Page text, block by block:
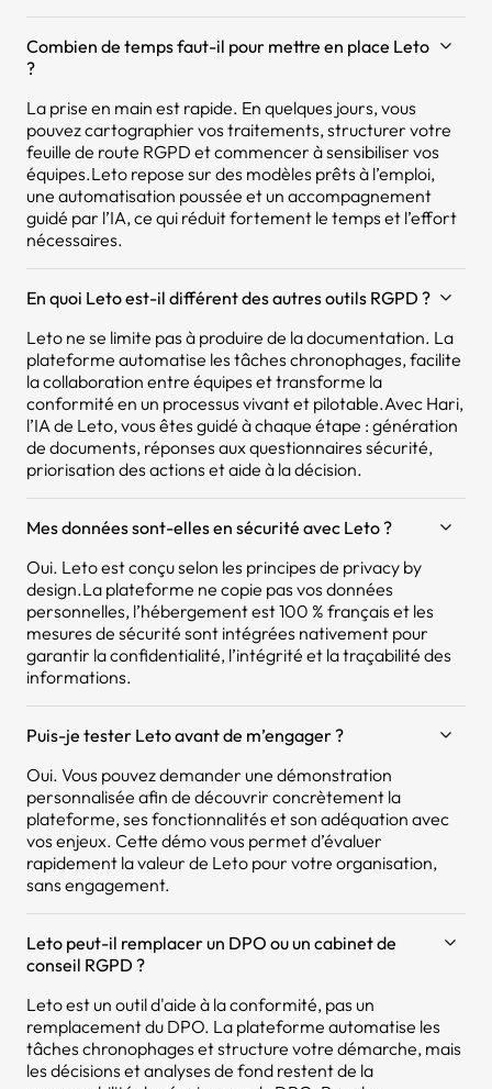
Combien de temps faut-il pour mettre en place Leto
?
La prise en main est rapide. En quelques jours, vous
pouvez cartographier vos traitements, structurer votre
feuille de route RGPD et commencer à sensibiliser vos
équipes.Leto repose sur des modèles prêts à l’emploi,
une automatisation poussée et un accompagnement
guidé par l’IA, ce qui réduit fortement le temps et l’effort
nécessaires.
En quoi Leto est-il différent des autres outils RGPD ?
Leto ne se limite pas à produire de la documentation. La
plateforme automatise les tâches chronophages, facilite
la collaboration entre équipes et transforme la
conformité en un processus vivant et pilotable.Avec Hari,
l’IA de Leto, vous êtes guidé à chaque étape : génération
de documents, réponses aux questionnaires sécurité,
priorisation des actions et aide à la décision.
Mes données sont-elles en sécurité avec Leto ?
Oui. Leto est conçu selon les principes de privacy by
design.La plateforme ne copie pas vos données
personnelles, l’hébergement est 100 % français et les
mesures de sécurité sont intégrées nativement pour
garantir la confidentialité, l’intégrité et la traçabilité des
informations.
Puis-je tester Leto avant de m’engager ?
Oui. Vous pouvez demander une démonstration
personnalisée afin de découvrir concrètement la
plateforme, ses fonctionnalités et son adéquation avec
vos enjeux. Cette démo vous permet d’évaluer
rapidement la valeur de Leto pour votre organisation,
sans engagement.
Leto peut-il remplacer un DPO ou un cabinet de
conseil RGPD ?
Leto est un outil d'aide à la conformité, pas un
remplacement du DPO. La plateforme automatise les
tâches chronophages et structure votre démarche, mais
les décisions et analyses de fond restent de la